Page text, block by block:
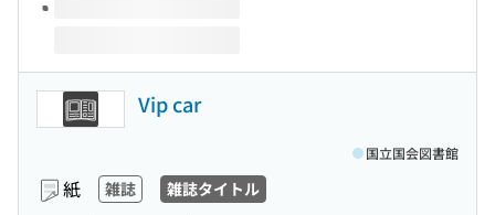
Vip car
紙 雑誌 雑誌タイトル
国立国会図書館